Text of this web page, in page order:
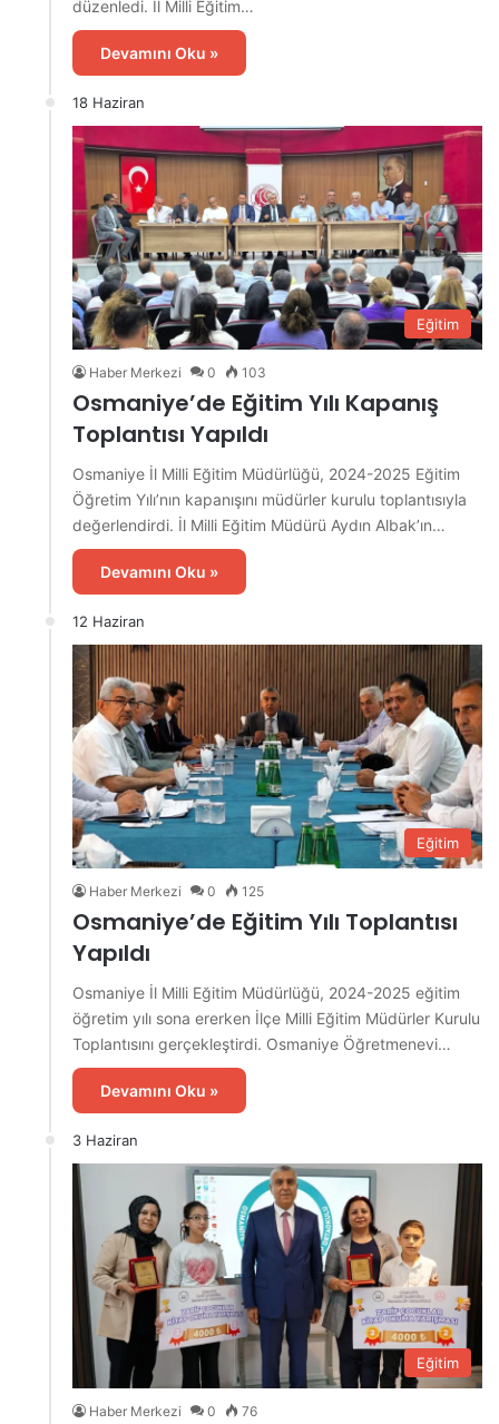
düzenledi. İl Milli Eğitim…
Devamını Oku »
18 Haziran
Eğitim
Haber Merkezi 0 103
Osmaniye’de Eğitim Yılı Kapanış
Toplantısı Yapıldı
Osmaniye İl Milli Eğitim Müdürlüğü, 2024-2025 Eğitim
Öğretim Yılı’nın kapanışını müdürler kurulu toplantısıyla
değerlendirdi. İl Milli Eğitim Müdürü Aydın Albak’ın…
Devamını Oku »
12 Haziran
Eğitim
Haber Merkezi 0 125
Osmaniye’de Eğitim Yılı Toplantısı
Yapıldı
Osmaniye İl Milli Eğitim Müdürlüğü, 2024-2025 eğitim
öğretim yılı sona ererken İlçe Milli Eğitim Müdürler Kurulu
Toplantısını gerçekleştirdi. Osmaniye Öğretmenevi…
Devamını Oku »
3 Haziran
Eğitim
Haber Merkezi 0 76